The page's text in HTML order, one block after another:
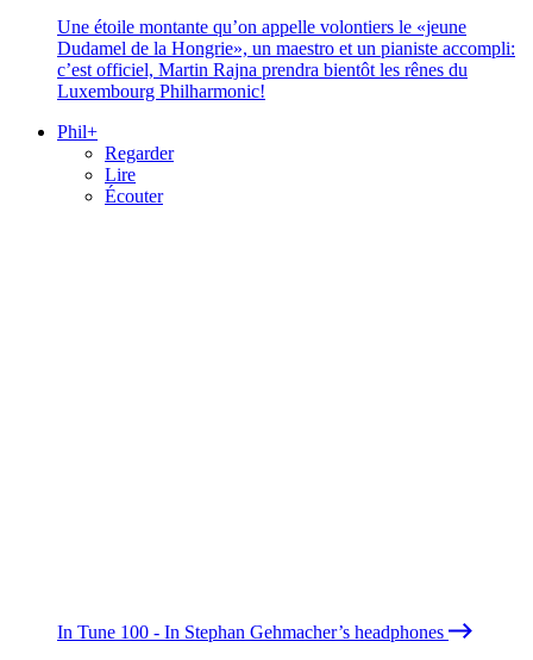
Une étoile montante qu’on appelle volontiers le «jeune
Dudamel de la Hongrie», un maestro et un pianiste accompli:
c’est officiel, Martin Rajna prendra bientôt les rênes du
Luxembourg Philharmonic!
Phil+
Regarder
Lire
Écouter
In Tune 100 - In Stephan Gehmacher’s headphones